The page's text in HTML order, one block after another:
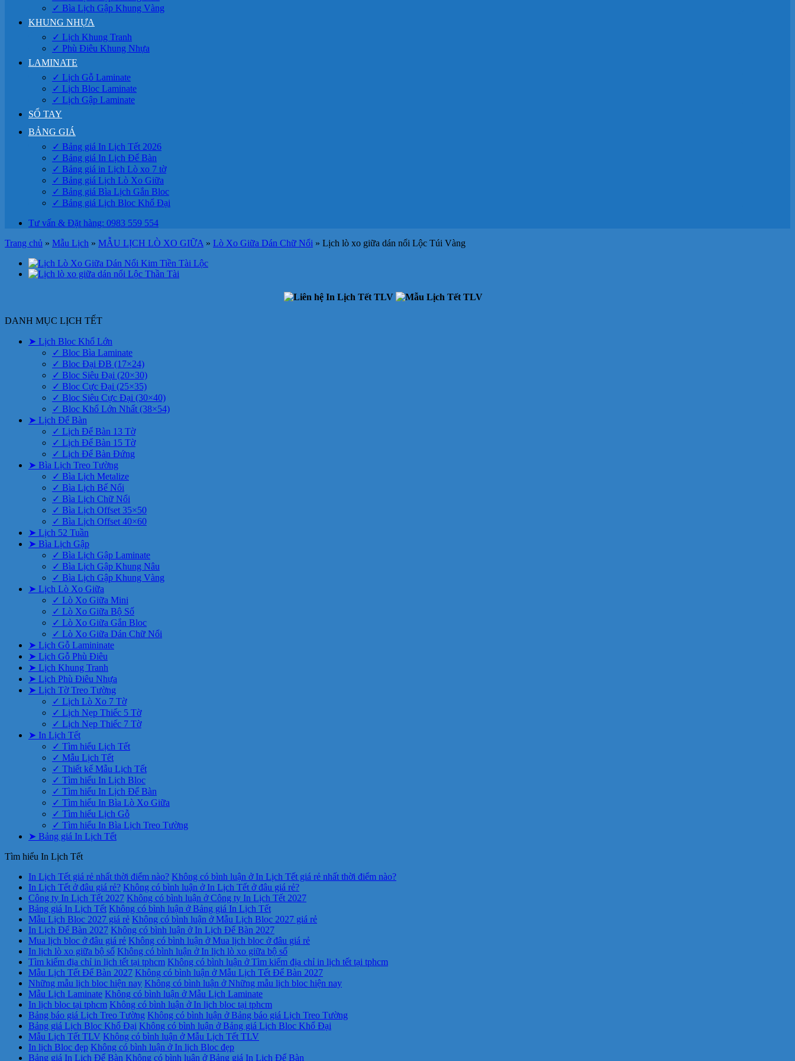
✓ Bìa Lịch Gập Khung Vàng
KHUNG NHỰA
✓ Lịch Khung Tranh
✓ Phù Điêu Khung Nhựa
LAMINATE
✓ Lịch Gỗ Laminate
✓ Lịch Bloc Laminate
✓ Lịch Gập Laminate
SỔ TAY
BẢNG GIÁ
✓ Bảng giá In Lịch Tết 2026
✓ Bảng giá In Lịch Để Bàn
✓ Bảng giá in Lịch Lò xo 7 tờ
✓ Bảng giá Lịch Lò Xo Giữa
✓ Bảng giá Bìa Lịch Gắn Bloc
✓ Bảng giá Lịch Bloc Khổ Đại
Tư vấn & Đặt hàng: 0983 559 554
Trang chủ » Mẫu Lịch » MẪU LỊCH LÒ XO GIỮA » Lò Xo Giữa Dán Chữ Nổi » Lịch lò xo giữa dán nổi Lộc Túi Vàng
DANH MỤC LỊCH TẾT
➤ Lịch Bloc Khổ Lớn
✓ Bloc Bìa Laminate
✓ Bloc Đại ĐB (17×24)
✓ Bloc Siêu Đại (20×30)
✓ Bloc Cực Đại (25×35)
✓ Bloc Siêu Cực Đại (30×40)
✓ Bloc Khổ Lớn Nhất (38×54)
➤ Lịch Để Bàn
✓ Lịch Để Bàn 13 Tờ
✓ Lịch Để Bàn 15 Tờ
✓ Lịch Để Bàn Đứng
➤ Bìa Lịch Treo Tường
✓ Bìa Lịch Metalize
✓ Bìa Lịch Bế Nổi
✓ Bìa Lịch Chữ Nổi
✓ Bìa Lịch Offset 35×50
✓ Bìa Lịch Offset 40×60
➤ Lịch 52 Tuần
➤ Bìa Lịch Gập
✓ Bìa Lịch Gập Laminate
✓ Bìa Lịch Gập Khung Nâu
✓ Bìa Lịch Gập Khung Vàng
➤ Lịch Lò Xo Giữa
✓ Lò Xo Giữa Mini
✓ Lò Xo Giữa Bộ Số
✓ Lò Xo Giữa Gắn Bloc
✓ Lò Xo Giữa Dán Chữ Nổi
➤ Lịch Gỗ Lamininate
➤ Lịch Gỗ Phù Điêu
➤ Lịch Khung Tranh
➤ Lịch Phù Điêu Nhựa
➤ Lịch Tờ Treo Tường
✓ Lịch Lò Xo 7 Tờ
✓ Lịch Nẹp Thiếc 5 Tờ
✓ Lịch Nẹp Thiếc 7 Tờ
➤ In Lịch Tết
✓ Tìm hiểu Lịch Tết
✓ Mẫu Lịch Tết
✓ Thiết kế Mẫu Lịch Tết
✓ Tìm hiểu In Lịch Bloc
✓ Tìm hiểu In Lịch Để Bàn
✓ Tìm hiểu In Bìa Lò Xo Giữa
✓ Tìm hiểu Lịch Gỗ
✓ Tìm hiểu In Bìa Lịch Treo Tường
➤ Bảng giá In Lịch Tết
Tìm hiểu In Lịch Tết
In Lịch Tết giá rẻ nhất thời điểm nào? Không có bình luận ở In Lịch Tết giá rẻ nhất thời điểm nào?
In Lịch Tết ở đâu giá rẻ? Không có bình luận ở In Lịch Tết ở đâu giá rẻ?
Công ty In Lịch Tết 2027 Không có bình luận ở Công ty In Lịch Tết 2027
Bảng giá In Lịch Tết Không có bình luận ở Bảng giá In Lịch Tết
Mẫu Lịch Bloc 2027 giá rẻ Không có bình luận ở Mẫu Lịch Bloc 2027 giá rẻ
In Lịch Để Bàn 2027 Không có bình luận ở In Lịch Để Bàn 2027
Mua lịch bloc ở đâu giá rẻ Không có bình luận ở Mua lịch bloc ở đâu giá rẻ
In lịch lò xo giữa bộ số Không có bình luận ở In lịch lò xo giữa bộ số
Tìm kiếm địa chỉ in lịch tết tại tphcm Không có bình luận ở Tìm kiếm địa chỉ in lịch tết tại tphcm
Mẫu Lịch Tết Để Bàn 2027 Không có bình luận ở Mẫu Lịch Tết Để Bàn 2027
Những mẫu lịch bloc hiện nay Không có bình luận ở Những mẫu lịch bloc hiện nay
Mẫu Lịch Laminate Không có bình luận ở Mẫu Lịch Laminate
In lịch bloc tại tphcm Không có bình luận ở In lịch bloc tại tphcm
Bảng báo giá Lịch Treo Tường Không có bình luận ở Bảng báo giá Lịch Treo Tường
Bảng giá Lịch Bloc Khổ Đại Không có bình luận ở Bảng giá Lịch Bloc Khổ Đại
Mẫu Lịch Tết TLV Không có bình luận ở Mẫu Lịch Tết TLV
In lịch Bloc đẹp Không có bình luận ở In lịch Bloc đẹp
Bảng giá In Lịch Để Bàn Không có bình luận ở Bảng giá In Lịch Để Bàn